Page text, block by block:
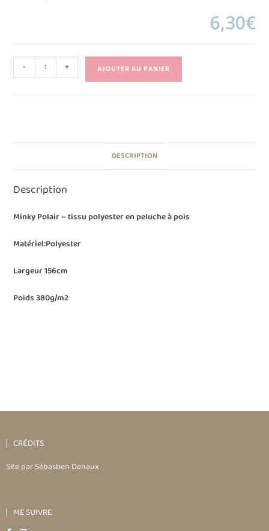
6,30€
- + AJOUTER AU PANIER
DESCRIPTION
Description
Minky Polair – tissu polyester en peluche à pois
Matériel:Polyester
Largeur 156cm
Poids 380g/m2
CRÉDITS
Site par Sébastien Denaux
ME SUIVRE